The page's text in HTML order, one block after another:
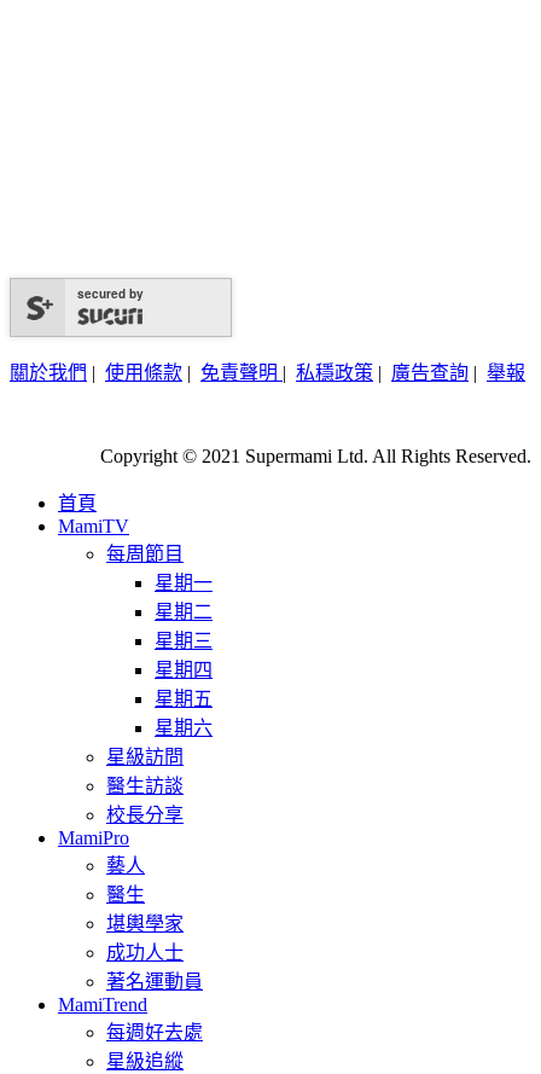
secured by
關於我們 | 使用條款 | 免責聲明 | 私穩政策 | 廣告查詢 | 舉報
Copyright © 2021 Supermami Ltd. All Rights Reserved.
首頁
MamiTV
每周節目
星期一
星期二
星期三
星期四
星期五
星期六
星級訪問
醫生訪談
校長分享
MamiPro
藝人
醫生
堪輿學家
成功人士
著名運動員
MamiTrend
每週好去處
星級追縱